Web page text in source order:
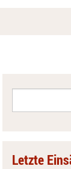
Letzte